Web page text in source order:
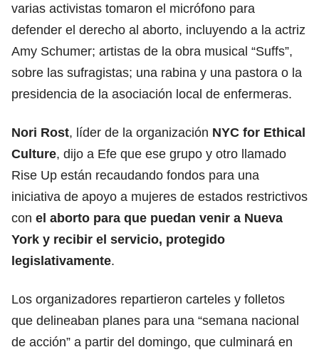
varias activistas tomaron el micrófono para
defender el derecho al aborto, incluyendo a la actriz
Amy Schumer; artistas de la obra musical “Suffs”,
sobre las sufragistas; una rabina y una pastora o la
presidencia de la asociación local de enfermeras.
Nori Rost, líder de la organización NYC for Ethical
Culture, dijo a Efe que ese grupo y otro llamado
Rise Up están recaudando fondos para una
iniciativa de apoyo a mujeres de estados restrictivos
con el aborto para que puedan venir a Nueva
York y recibir el servicio, protegido
legislativamente.
Los organizadores repartieron carteles y folletos
que delineaban planes para una “semana nacional
de acción” a partir del domingo, que culminará en